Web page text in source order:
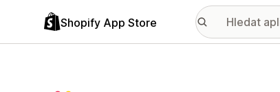
Shopify App Store